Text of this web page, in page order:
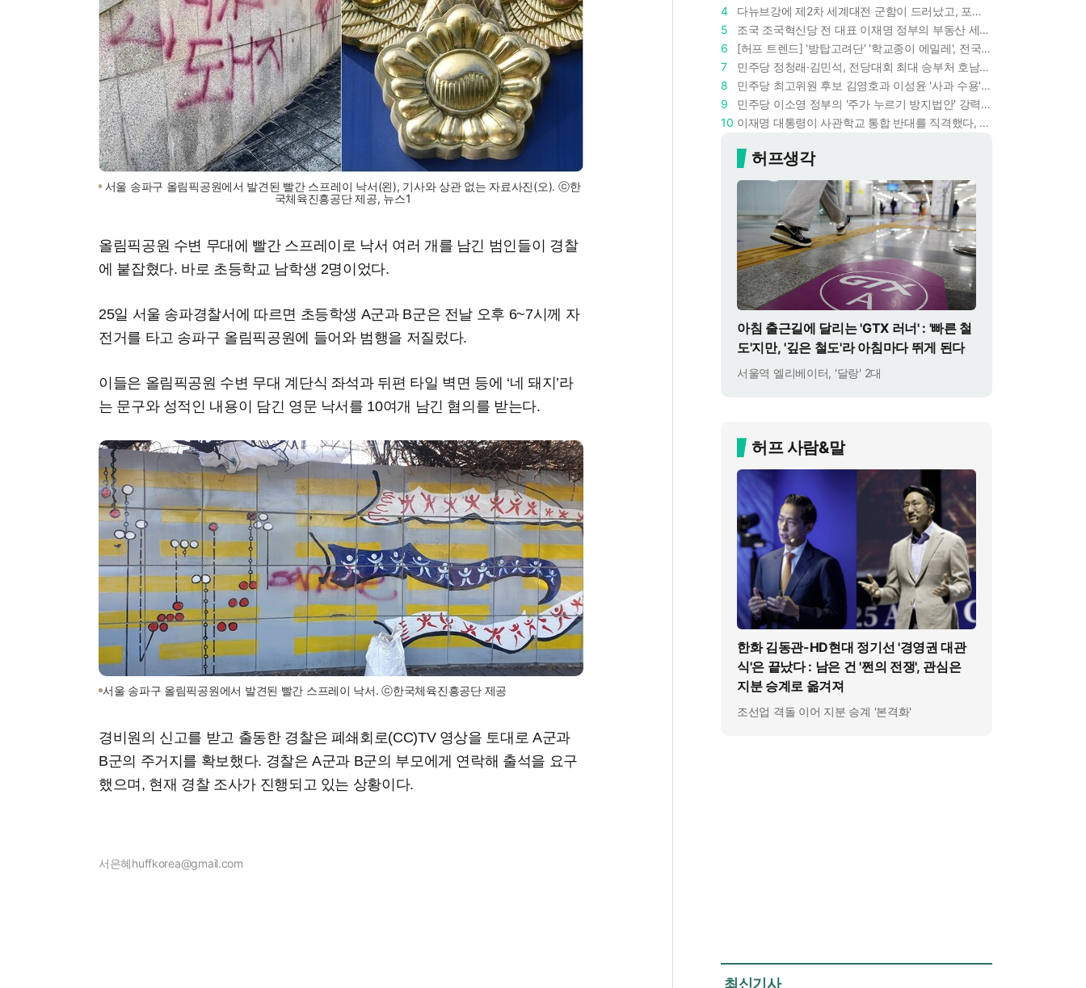
서울 송파구 올림픽공원에서 발견된 빨간 스프레이 낙서(왼), 기사와 상관 없는 자료사진(오). ⓒ한
국체육진흥공단 제공, 뉴스1
올림픽공원 수변 무대에 빨간 스프레이로 낙서 여러 개를 남긴 범인들이 경찰
에 붙잡혔다. 바로 초등학교 남학생 2명이었다.
25일 서울 송파경찰서에 따르면 초등학생 A군과 B군은 전날 오후 6~7시께 자
전거를 타고 송파구 올림픽공원에 들어와 범행을 저질렀다.
이들은 올림픽공원 수변 무대 계단식 좌석과 뒤편 타일 벽면 등에 ‘네 돼지’라
는 문구와 성적인 내용이 담긴 영문 낙서를 10여개 남긴 혐의를 받는다.
서울 송파구 올림픽공원에서 발견된 빨간 스프레이 낙서. ⓒ한국체육진흥공단 제공
경비원의 신고를 받고 출동한 경찰은 폐쇄회로(CC)TV 영상을 토대로 A군과
B군의 주거지를 확보했다. 경찰은 A군과 B군의 부모에게 연락해 출석을 요구
했으며, 현재 경찰 조사가 진행되고 있는 상황이다.
서은혜huffkorea@gmail.com
4
다뉴브강에 제2차 세계대전 군함이 드러났고, 포항 수돗물은 갑자기 짜졌다 : 폭염·가뭄이 만든 낯선 풍경
5
조국 조국혁신당 전 대표 이재명 정부의 부동산 세제개편안 비판했다 : '공공주택 대전환' 촉구
6
[허프 트렌드] '방탑고려단' '학교종이 에밀레', 전국 275팀 몰린 2026년 국립중앙박물관 분장대회 : 숨은 실력자들 나온다
7
민주당 정청래·김민석, 전당대회 최대 승부처 호남 표심잡기 총력 : 격차 10%p 안이냐, 밖이냐
8
민주당 최고위원 후보 김영호과 이성윤 '사과 수용'으로 한판 붙었다 : 난데없이 "검사주의자"
9
민주당 이소영 정부의 '주가 누르기 방지법안' 강력하게 비판했다 : "사실상 적용 대상 없을 법안"
10
이재명 대통령이 사관학교 통합 반대를 직격했다, "세 번이나 군사 쿠데타 했는데 압도적 지위"
허프생각
아침 출근길에 달리는 'GTX 러너' : '빠른 철
도'지만, '깊은 철도'라 아침마다 뛰게 된다
서울역 엘리베이터, '달랑' 2대
허프 사람&말
한화 김동관-HD현대 정기선 '경영권 대관
식'은 끝났다 : 남은 건 '쩐의 전쟁', 관심은
지분 승계로 옮겨져
조선업 격돌 이어 지분 승계 '본격화'
최신기사